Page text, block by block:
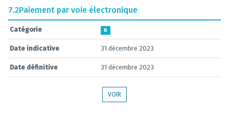
7.2Paiement par voie électronique
Catégorie B
Date indicative 31 décembre 2023
Date définitive 31 décembre 2023
VOIR